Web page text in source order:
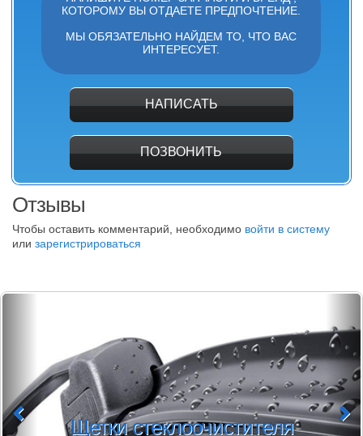
КОТОРОМУ ВЫ ОТДАЕТЕ ПРЕДПОЧТЕНИЕ.
МЫ ОБЯЗАТЕЛЬНО НАЙДЕМ ТО, ЧТО ВАС
ИНТЕРЕСУЕТ.
НАПИСАТЬ
ПОЗВОНИТЬ
Отзывы
Чтобы оставить комментарий, необходимо войти в систему
или зарегистрироваться
Щетки стеклоочистителя